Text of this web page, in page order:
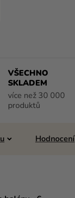
VŠECHNO
SKLADEM
více než 30 000
produktů
Hodnocení